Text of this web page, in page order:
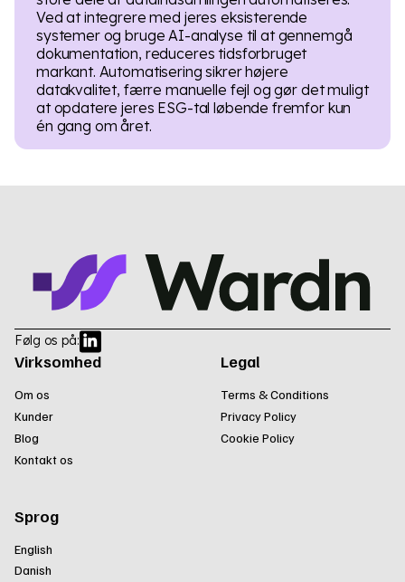
Ved at integrere med jeres eksisterende
systemer og bruge AI-analyse til at gennemgå
dokumentation, reduceres tidsforbruget
markant. Automatisering sikrer højere
datakvalitet, færre manuelle fejl og gør det muligt
at opdatere jeres ESG-tal løbende fremfor kun
én gang om året.
Følg os på:
Virksomhed
Om os
Kunder
Blog
Kontakt os
Legal
Terms & Conditions
Privacy Policy
Cookie Policy
Sprog
English
Danish